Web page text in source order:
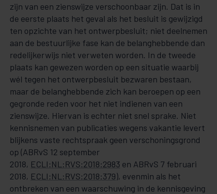
zijn van een zienswijze verschoonbaar zijn. Dat is in
de eerste plaats het geval als het besluit is gewijzigd
ten opzichte van het ontwerpbesluit; niet deelnemen
aan de bestuurlijke fase kan de belanghebbende dan
redelijkerwijs niet verweten worden. In de tweede
plaats kan gewezen worden op een situatie waarbij
wél tegen het ontwerpbesluit bezwaren bestaan,
maar de belanghebbende zich kan beroepen op een
gegronde reden voor het niet indienen van een
zienswijze. Hiervan is echter niet snel sprake. Niet
kennisnemen van publicaties wegens vakantie levert
blijkens vaste rechtspraak geen verschoningsgrond
op (ABRvS 12 september
2018, ECLI:NL:RVS:2018:2983 en ABRvS 7 februari
2018, ECLI:NL:RVS:2018:379), evenmin als het
ontbreken van een waarschuwing in de kennisgeving